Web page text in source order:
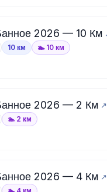
2026 — 10 Км
10 км 🏊 10 км
2026 — 2 Км
🏊 2 км
2026 — 4 Км